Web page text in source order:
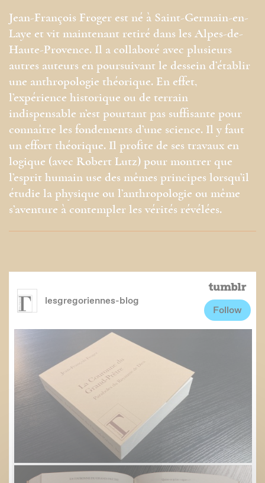
Jean-François Froger est né à Saint-Germain-en-
Laye et vit maintenant retiré dans les Alpes-de-
Haute-Provence. Il a collaboré avec plusieurs
autres auteurs en poursuivant le dessein d’établir
une anthropologie théorique. En effet,
l’expérience historique ou de terrain
indispensable n’est pourtant pas suffisante pour
connaître les fondements d’une science. Il y faut
un effort théorique. Il profite de ses travaux en
logique (avec Robert Lutz) pour montrer que
l’esprit humain use des mêmes principes lorsqu’il
étudie la physique ou l’anthropologie ou même
s’aventure à contempler les vérités révélées.